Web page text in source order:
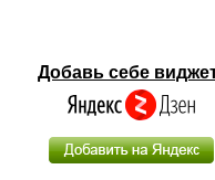
Добавь себе